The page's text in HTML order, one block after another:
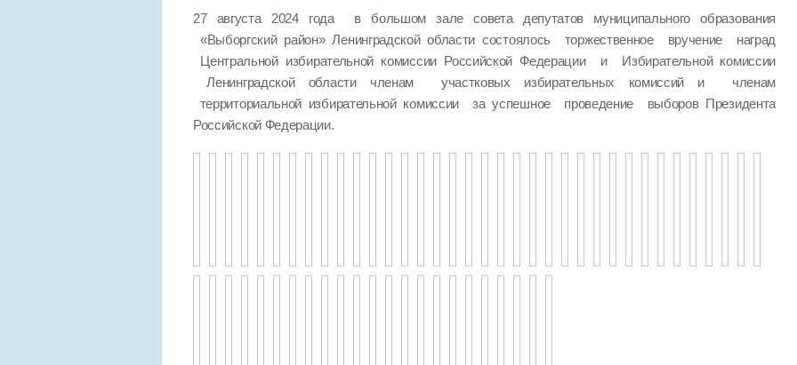
27 августа 2024 года в большом зале совета депутатов муниципального образования
«Выборгский район» Ленинградской области состоялось торжественное вручение наград
Центральной избирательной комиссии Российской Федерации и Избирательной комиссии
Ленинградской области членам участковых избирательных комиссий и членам
территориальной избирательной комиссии за успешное проведение выборов Президента
Российской Федерации.